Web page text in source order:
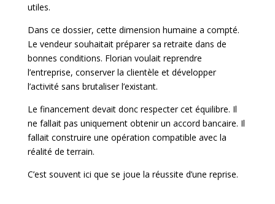
utiles.
Dans ce dossier, cette dimension humaine a compté.
Le vendeur souhaitait préparer sa retraite dans de
bonnes conditions. Florian voulait reprendre
l’entreprise, conserver la clientèle et développer
l’activité sans brutaliser l’existant.
Le financement devait donc respecter cet équilibre. Il
ne fallait pas uniquement obtenir un accord bancaire. Il
fallait construire une opération compatible avec la
réalité de terrain.
C’est souvent ici que se joue la réussite d’une reprise.